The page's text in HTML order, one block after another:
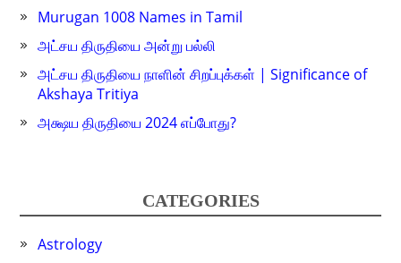
Murugan 1008 Names in Tamil
அட்சய திருதியை அன்று பல்லி
அட்சய திருதியை நாளின் சிறப்புக்கள் | Significance of
Akshaya Tritiya
அக்ஷய திருதியை 2024 எப்போது?
CATEGORIES
Astrology